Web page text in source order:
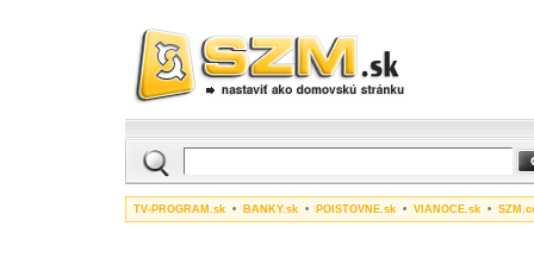
TV-PROGRAM.sk • BANKY.sk • POISTOVNE.sk • VIANOCE.sk •